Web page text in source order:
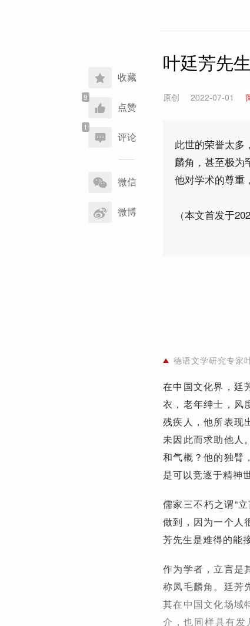
收藏
点赞
评论
享
到
微信
微博
叶廷芳先
原创 2022-07-01
此世的荣誉太多
麟角，甚至极为
他对学术的尊重
（本文首发于
德语文学研究专家
在中国文化界，廷
衣，老年绅士，风
残疾人，他所表现
未因此而求助他人
和气概？他的独臂
是可以竞逐于精神
儒家三不朽之谓“
做到，因为一个人
芳先生是难得的能
作为学者，立言是
称凤毛麟角。廷芳
其在中国文化场域
介，也同样具有